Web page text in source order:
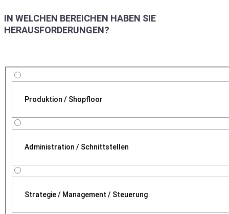
IN WELCHEN BEREICHEN HABEN SIE
HERAUSFORDERUNGEN?
Produktion / Shopfloor
Administration / Schnittstellen
Strategie / Management / Steuerung